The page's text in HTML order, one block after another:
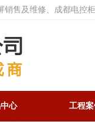
售及维修、成都电控
心 工程案